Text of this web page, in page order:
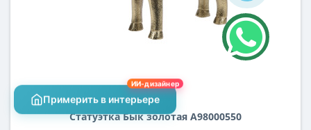
Статуэтка Бык золотая A98000550
Примерить в интерьере
ИИ-дизайнер